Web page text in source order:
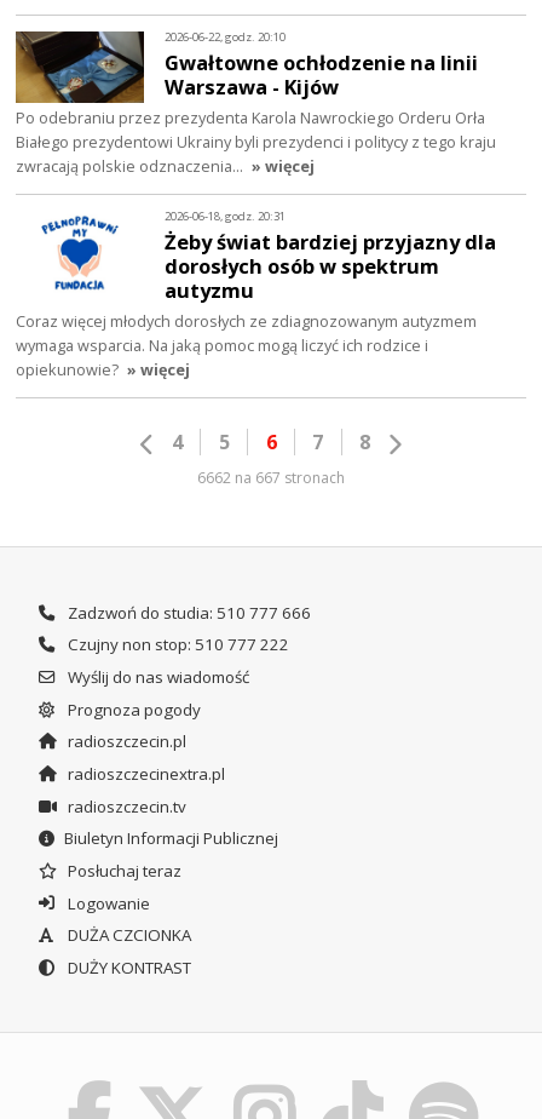
2026-06-22, godz. 20:10
Gwałtowne ochłodzenie na linii
Warszawa - Kijów
Po odebraniu przez prezydenta Karola Nawrockiego Orderu Orła
Białego prezydentowi Ukrainy byli prezydenci i politycy z tego kraju
zwracają polskie odznaczenia… » więcej
2026-06-18, godz. 20:31
Żeby świat bardziej przyjazny dla
dorosłych osób w spektrum
autyzmu
Coraz więcej młodych dorosłych ze zdiagnozowanym autyzmem
wymaga wsparcia. Na jaką pomoc mogą liczyć ich rodzice i
opiekunowie? » więcej
4 5 6 7 8
6662 na 667 stronach
Zadzwoń do studia: 510 777 666
Czujny non stop: 510 777 222
Wyślij do nas wiadomość
Prognoza pogody
radioszczecin.pl
radioszczecinextra.pl
radioszczecin.tv
Biuletyn Informacji Publicznej
Posłuchaj teraz
Logowanie
DUŻA CZCIONKA
DUŻY KONTRAST